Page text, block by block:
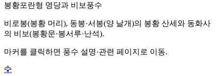
봉황포란형 명당과 비보풍수
비로봉(봉황 머리), 동봉·서봉(양 날개)의 봉황 산세와 동화사
의 비보(봉황문·봉서루·난석).
마커를 클릭하면 풍수 설명·관련 페이지로 이동.
🦅